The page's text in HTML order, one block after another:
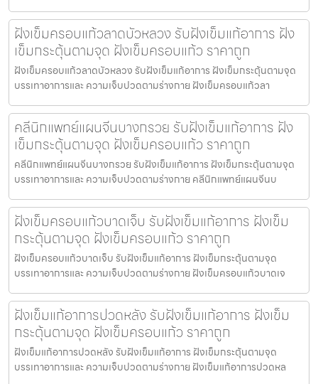
ฝังเข็มครอบแก้วลาดบัวหลวง รับฝังเข็มแก้อาการ ฝัง
เข็มกระตุ้นตามจุด ฝังเข็มครอบแก้ว ราคาถูก
ฝังเข็มครอบแก้วลาดบัวหลวง รับฝังเข็มแก้อาการ ฝังเข็มกระตุ้นตามจุด
บรรเทาอาการและ ความเจ็บปวดตามร่างกาย ฝังเข็มครอบแก้วลา
คลีนิกแพทย์แผนจีนบางกรวย รับฝังเข็มแก้อาการ ฝัง
เข็มกระตุ้นตามจุด ฝังเข็มครอบแก้ว ราคาถูก
คลีนิกแพทย์แผนจีนบางกรวย รับฝังเข็มแก้อาการ ฝังเข็มกระตุ้นตามจุด
บรรเทาอาการและ ความเจ็บปวดตามร่างกาย คลีนิกแพทย์แผนจีนบ
ฝังเข็มครอบแก้วบาดเจ็บ รับฝังเข็มแก้อาการ ฝังเข็ม
กระตุ้นตามจุด ฝังเข็มครอบแก้ว ราคาถูก
ฝังเข็มครอบแก้วบาดเจ็บ รับฝังเข็มแก้อาการ ฝังเข็มกระตุ้นตามจุด
บรรเทาอาการและ ความเจ็บปวดตามร่างกาย ฝังเข็มครอบแก้วบาดเจ
ฝังเข็มแก้อาการปวดหลัง รับฝังเข็มแก้อาการ ฝังเข็ม
กระตุ้นตามจุด ฝังเข็มครอบแก้ว ราคาถูก
ฝังเข็มแก้อาการปวดหลัง รับฝังเข็มแก้อาการ ฝังเข็มกระตุ้นตามจุด
บรรเทาอาการและ ความเจ็บปวดตามร่างกาย ฝังเข็มแก้อาการปวดหล